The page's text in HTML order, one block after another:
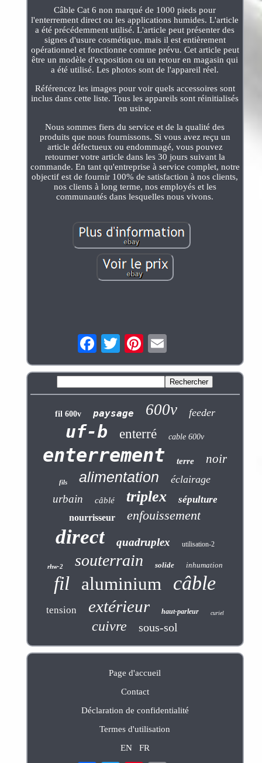
Câble Cat 6 non marqué de 1000 pieds pour
l'enterrement direct ou les applications humides. L'article
a été précédemment utilisé. L'article peut présenter des
signes d'usure cosmétique, mais il est entièrement
opérationnel et fonctionne comme prévu. Cet article peut
être un modèle d'exposition ou un retour en magasin qui
a été utilisé. Les photos sont de l'appareil réel.
Référencez les images pour voir quels accessoires sont
inclus dans cette liste. Tous les appareils sont réinitialisés
en usine.
Nous sommes fiers du service et de la qualité des
produits que nous fournissons. Si vous avez reçu un
article défectueux ou endommagé, vous pouvez
retourner votre article dans les 30 jours suivant la
commande. En tant qu'entreprise à service complet, notre
objectif est de fournir 100% de satisfaction à nos clients,
nos clients à long terme, nos employés et les
communautés dans lesquelles nous vivons.
fil 600v paysage 600v feeder
uf-b enterré cable 600v
enterrement terre noir
fils alimentation éclairage
urbain câblé triplex sépulture
nourrisseur enfouissement
direct quadruplex utilisation-2
rhw-2 souterrain solide inhumation
fil aluminium câble
tension extérieur haut-parleur curiel
cuivre sous-sol
Page d'accueil
Contact
Déclaration de confidentialité
Termes d'utilisation
EN
FR